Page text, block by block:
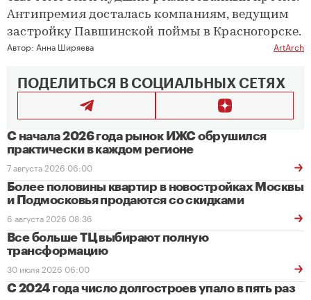
Антипремия досталась компаниям, ведущим
застройку Павшинской поймы в Красногорске.
Автор: Анна Ширяева ArtArch
ПОДЕЛИТЬСЯ В СОЦИАЛЬНЫХ СЕТЯХ
С начала 2026 года рынок ИЖС обрушился
практически в каждом регионе
7 августа 2026 06:00
Более половины квартир в новостройках Москвы
и Подмосковья продаются со скидками
6 августа 2026 08:36
Все больше ТЦ выбирают полную
трансформацию
30 июля 2026 06:00
С 2024 года число долгостроев упало в пять раз